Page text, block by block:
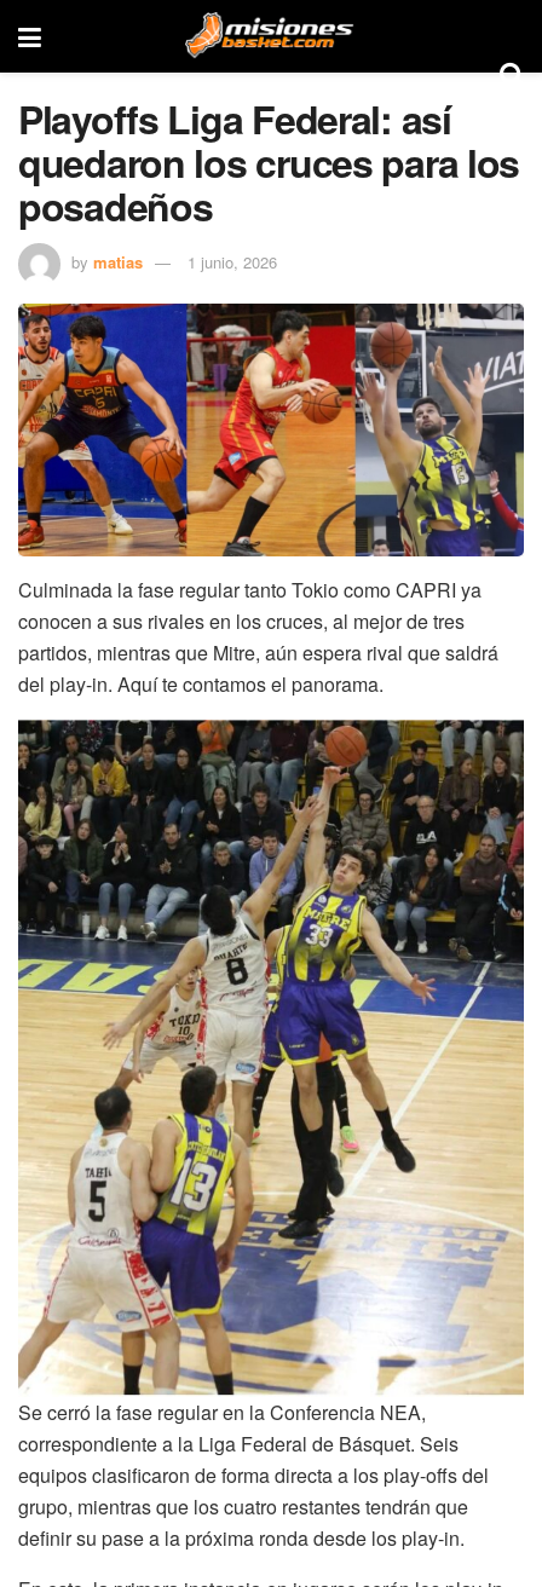
Playoffs Liga Federal: así
quedaron los cruces para los
posadeños
by matias 1 junio, 2026
Culminada la fase regular tanto Tokio como CAPRI ya
conocen a sus rivales en los cruces, al mejor de tres
partidos, mientras que Mitre, aún espera rival que saldrá
del play-in. Aquí te contamos el panorama.
Se cerró la fase regular en la Conferencia NEA,
correspondiente a la Liga Federal de Básquet. Seis
equipos clasificaron de forma directa a los play-offs del
grupo, mientras que los cuatro restantes tendrán que
definir su pase a la próxima ronda desde los play-in.